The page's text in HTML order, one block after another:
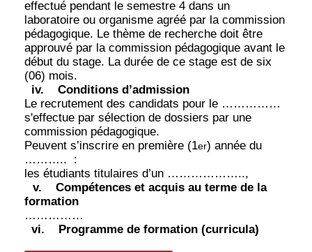
effectué pendant le semestre 4 dans un
laboratoire ou organisme agréé par la commission
pédagogique. Le thème de recherche doit être
approuvé par la commission pédagogique avant le
début du stage. La durée de ce stage est de six
(06) mois.
iv.
Conditions d’admission
Le recrutement des candidats pour le ……………
s'effectue par sélection de dossiers par une
commission pédagogique.
Peuvent s’inscrire en première (1er) année du
………..
:
les étudiants titulaires d’un ………………..,
v.
Compétences et acquis au terme de la
formation
……………
vi.
Programme de formation (curricula)